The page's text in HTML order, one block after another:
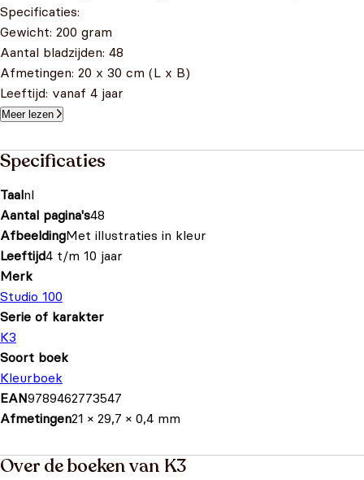
Specificaties:
Gewicht: 200 gram
Aantal bladzijden: 48
Afmetingen: 20 x 30 cm (L x B)
Leeftijd: vanaf 4 jaar
Meer lezen
Specificaties
Taalnl
Aantal pagina's48
AfbeeldingMet illustraties in kleur
Leeftijd4 t/m 10 jaar
Merk
Studio 100
Serie of karakter
K3
Soort boek
Kleurboek
EAN9789462773547
Afmetingen21 × 29,7 × 0,4 mm
Over de boeken van K3